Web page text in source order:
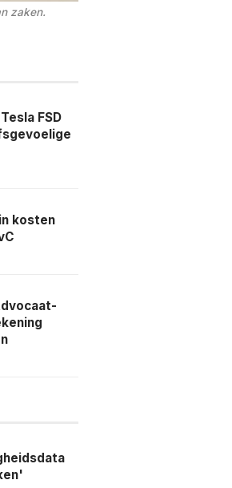
zaken.
FSD
kosten